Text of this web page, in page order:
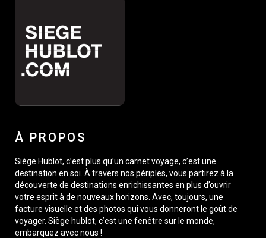
À PROPOS
Siège Hublot, c’est plus qu’un carnet voyage, c’est une
destination en soi. À travers nos périples, vous partirez à la
découverte de destinations enrichissantes en plus d’ouvrir
votre esprit à de nouveaux horizons. Avec, toujours, une
facture visuelle et des photos qui vous donneront le goût de
voyager. Siège hublot, c’est une fenêtre sur le monde,
embarquez avec nous !